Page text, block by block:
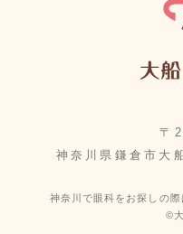
〒
神奈川県鎌倉市大
神奈川で眼科をお探しの
©